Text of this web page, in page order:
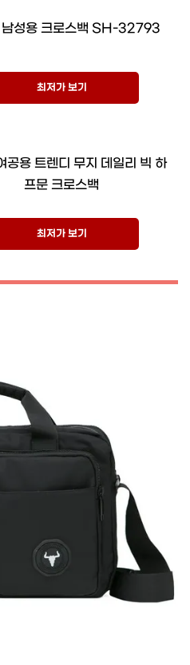
남성용 크로스백 SH-32793
최저가 보기
공용 트렌디 무지 데일리 빅 하
프문 크로스백
최저가 보기